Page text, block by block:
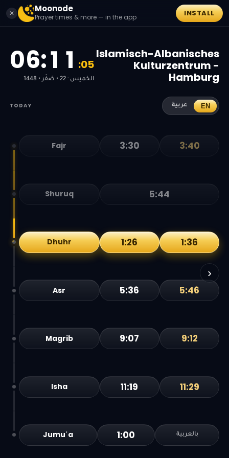
✕ Moonode
Prayer times & more — in the app INSTALL
06:1 1 :05
الخميس · 22 • صَفَر • 1448
Islamisch-Albanisches
Kulturzentrum -
Hamburg
TODAY عربية EN
›
Fajr 3:30 3:40
Shuruq 5:44
Dhuhr 1:26 1:36
Asr 5:36 5:46
Magrib 9:07 9:12
Isha 11:19 11:29
Jumuʿa 1:00 بالعربية